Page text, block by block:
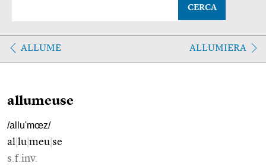
CERCA
ALLUME ALLUMIERA
allumeuse
/allu'mœz/
al lu meu se
s.f.inv.